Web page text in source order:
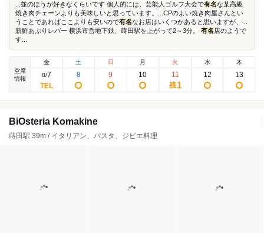
...並のほうが好きなくらいです 個人的には、芸能人ゴルフ大会で有名な某高級
焼き肉チェーンよりも美味しいと思っています。...CPのよい焼き肉屋さんとい
うことであればここよりも安いので有名なお店はいくつかあると思いますが、...
新鮮あぶりレバー 横浜市営地下鉄、蒔田駅を上がって2～3分。 有名店のようで
す...
空席
情報
金
8/7
土
8
日
9
月
10
火
11
残1
水
12
木
13
BiOsteria Komakine
蒔田駅 39m / イタリアン、パスタ、ジビエ料理